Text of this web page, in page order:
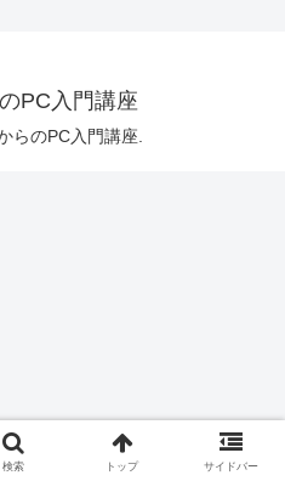
PC入門講座
らのPC入門講座.
検索 トップ サイドバー